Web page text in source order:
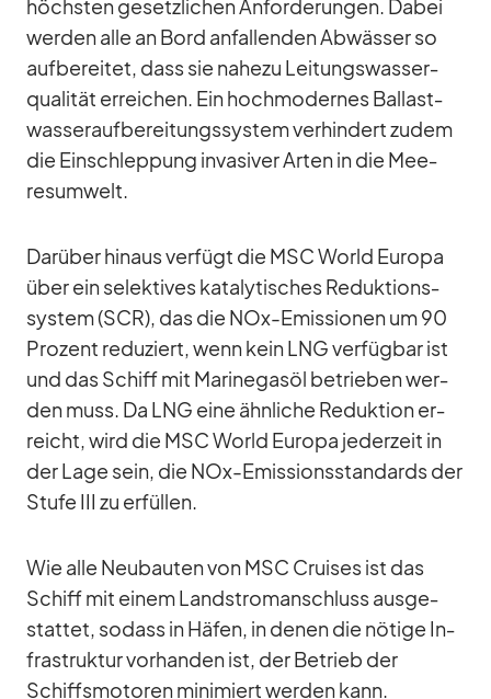
höchs­ten ge­setz­li­chen An­for­de­run­gen. Da­bei
wer­den alle an Bord an­fal­len­den Ab­wäs­ser so
auf­be­rei­tet, dass sie na­hezu Lei­tungs­was­ser­
qua­li­tät er­rei­chen. Ein hoch­mo­der­nes Bal­last­
was­ser­auf­be­rei­tungs­sys­tem ver­hin­dert zu­dem
die Ein­schlep­pung in­va­si­ver Ar­ten in die Mee­
res­um­welt.
Dar­über hin­aus ver­fügt die MSC World Eu­ropa
über ein se­lek­ti­ves ka­ta­ly­ti­sches Re­duk­ti­ons­
sys­tem (SCR), das die NOx-Emis­sio­nen um 90
Pro­zent re­du­ziert, wenn kein LNG ver­füg­bar ist
und das Schiff mit Ma­ri­n­e­gasöl be­trie­ben wer­
den muss. Da LNG eine ähn­li­che Re­duk­tion er­
reicht, wird die MSC World Eu­ropa je­der­zeit in
der Lage sein, die NOx-Emis­si­ons­stan­dards der
Stufe III zu er­fül­len.
Wie alle Neu­bau­ten von MSC Crui­ses ist das
Schiff mit ei­nem Land­stro­m­an­schluss aus­ge­
stat­tet, so­dass in Hä­fen, in de­nen die nö­tige In­
fra­struk­tur vor­han­den ist, der Be­trieb der
Schiffs­mo­to­ren mi­ni­miert wer­den kann.